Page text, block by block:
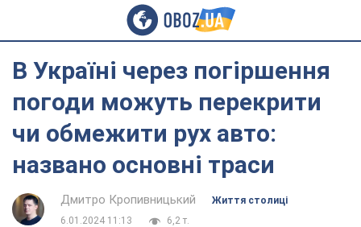
В Україні через погіршення
погоди можуть перекрити
чи обмежити рух авто:
названо основні траси
Дмитро Кропивницький
Життя столиці
6.01.2024 11:13
6,2 т.